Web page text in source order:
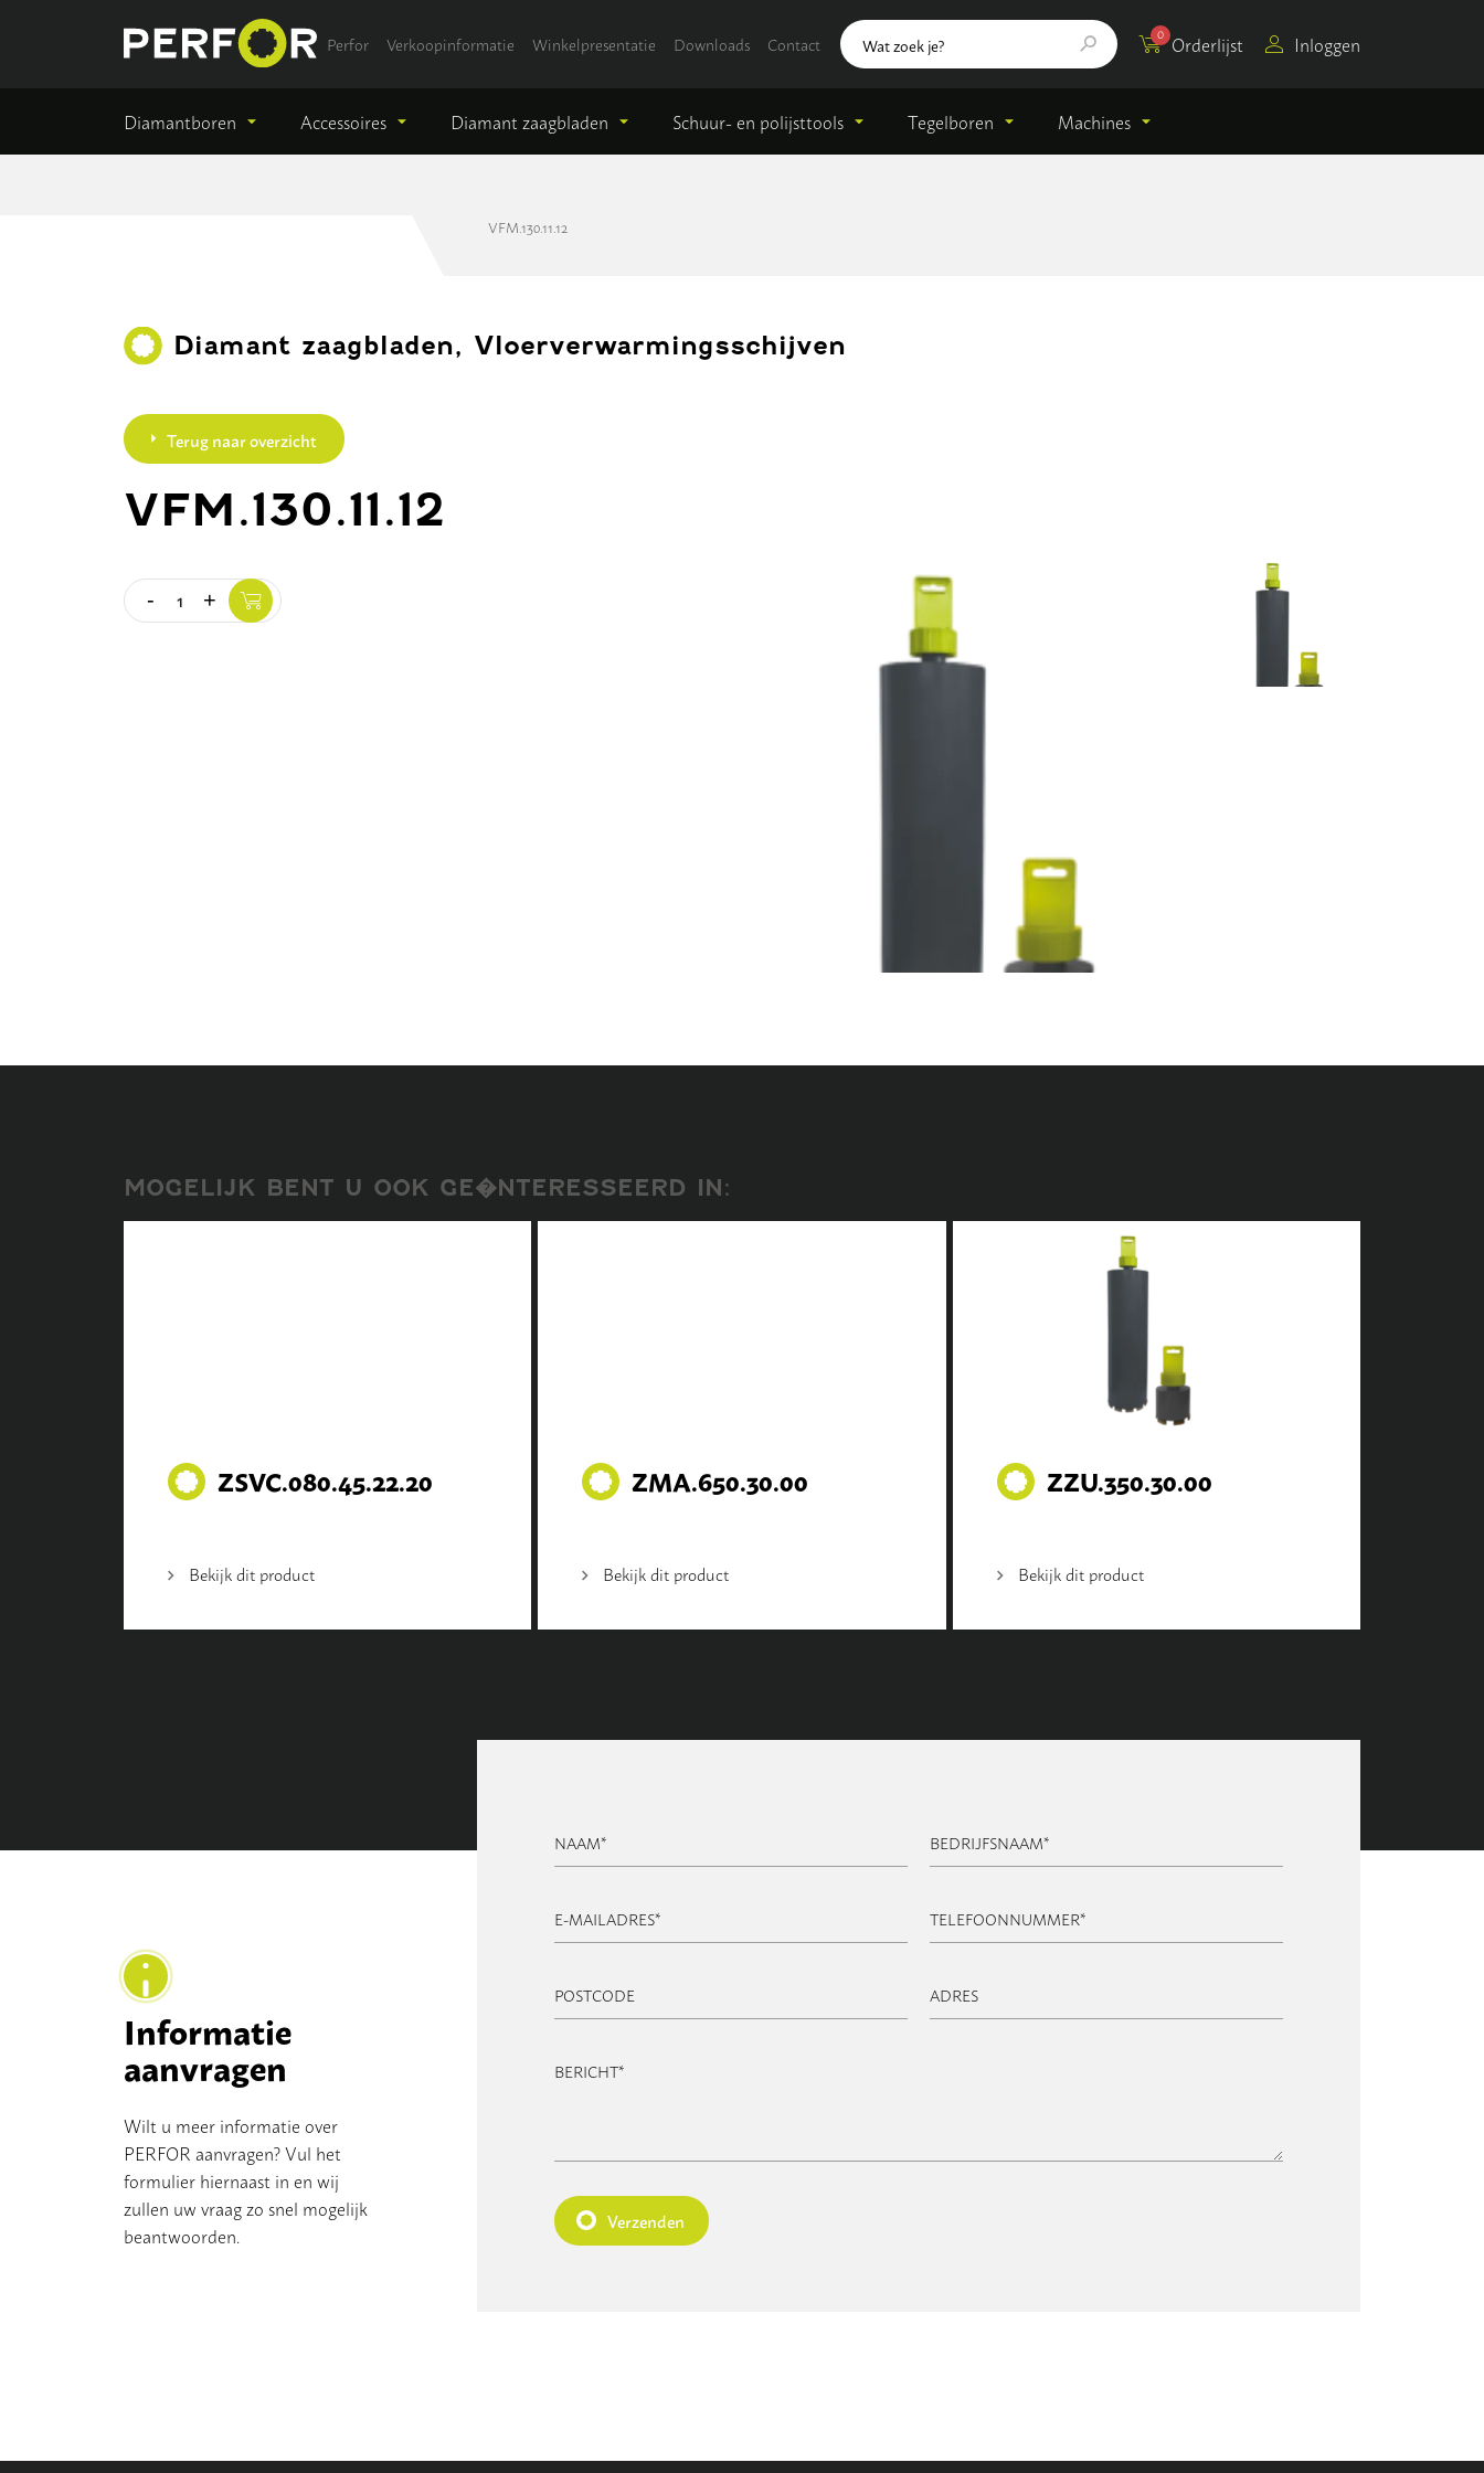
Perfor Verkoopinformatie Winkelpresentatie Downloads Contact Orderlijst
0 Inloggen
Diamantboren Accessoires Diamant zaagbladen Schuur- en polijsttools Tegelboren Machines
VFM.130.11.12
Diamant zaagbladen, Vloerverwarmingsschijven
Terug naar overzicht
VFM.130.11.12
Quantity
- +
MOGELIJK BENT U OOK GE�NTERESSEERD IN:
ZSVC.080.45.22.20
Bekijk dit product
ZMA.650.30.00
Bekijk dit product
ZZU.350.30.00
Bekijk dit product
Informatie
aanvragen
Wilt u meer informatie over
PERFOR aanvragen? Vul het
formulier hiernaast in en wij
zullen uw vraag zo snel mogelijk
beantwoorden.
NAAM* BEDRIJFSNAAM*
E-MAILADRES* TELEFOONNUMMER*
POSTCODE ADRES
BERICHT*
Verzenden